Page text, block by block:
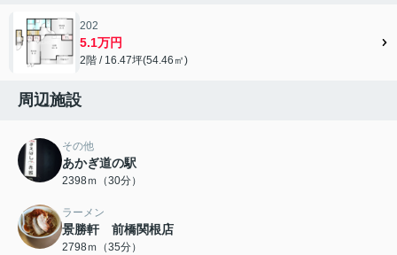
202
5.1万円
2階 / 16.47坪(54.46㎡)
周辺施設
その他
あかぎ道の駅
2398ｍ（30分）
ラーメン
景勝軒 前橋関根店
2798ｍ（35分）